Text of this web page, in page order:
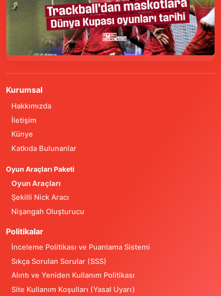
Kurumsal
Hakkımızda
İletişim
Künye
Katkıda Bulunanlar
Oyun Araçları Paketi
Oyun Araçları
Şekilli Nick Aracı
Nişangah Oluşturucu
Politikalar
İnceleme Politikası ve Puanlama Sistemi
Sıkça Sorulan Sorular (SSS)
Alıntı ve Yeniden Kullanım Politikası
Site Kullanım Koşulları (Yasal Uyarı)